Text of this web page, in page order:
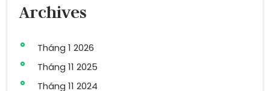
Archives
Tháng 1 2026
Tháng 11 2025
Tháng 11 2024